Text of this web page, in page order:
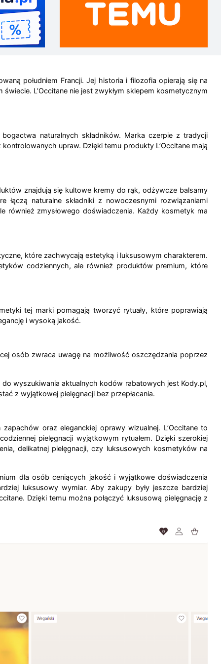
południem Francji. Jej historia i filozofia opierają się na
L’Occitane nie jest zwykłym sklepem kosmetycznym
naturalnych składników. Marka czerpie z tradycji
upraw. Dzięki temu produkty L’Occitane mają
znajdują się kultowe kremy do rąk, odżywcze balsamy
łączą naturalne składniki z nowoczesnymi rozwiązaniami
również zmysłowego doświadczenia. Każdy kosmetyk ma
które zachwycają estetyką i luksusowym charakterem.
codziennych, ale również produktów premium, które
tej marki pomagają tworzyć rytuały, które poprawiają
i wysoką jakość.
osób zwraca uwagę na możliwość oszczędzania poprzez
wyszukiwania aktualnych kodów rabatowych jest Kody.pl,
z wyjątkowej pielęgnacji bez przepłacania.
oraz eleganckiej oprawy wizualnej. L’Occitane to
pielęgnacji wyjątkowym rytuałem. Dzięki szerokiej
delikatnej pielęgnacji, czy luksusowych kosmetyków na
dla osób ceniących jakość i wyjątkowe doświadczenia
luksusowy wymiar.Aby zakupy były jeszcze bardziej
Dzięki temu można połączyć luksusową pielęgnację z